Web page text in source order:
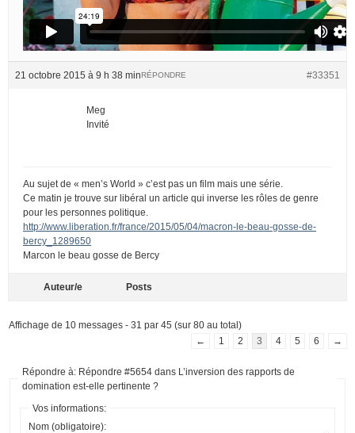
21 octobre 2015 à 9 h 38 min #33351
RÉPONDRE
Meg
Invité
Au sujet de « men’s World » c’est pas un film mais une série.
Ce matin je trouve sur libéral un article qui inverse les rôles de genre
pour les personnes politique.
http://www.liberation.fr/france/2015/05/04/macron-le-beau-gosse-de-
bercy_1289650
Marcon le beau gosse de Bercy
Auteur/e Posts
Affichage de 10 messages - 31 par 45 (sur 80 au total)
←
1 2 3 4 5 6 →
Répondre à: Répondre #5654 dans L’inversion des rapports de
domination est-elle pertinente ?
Vos informations:
Nom (obligatoire):